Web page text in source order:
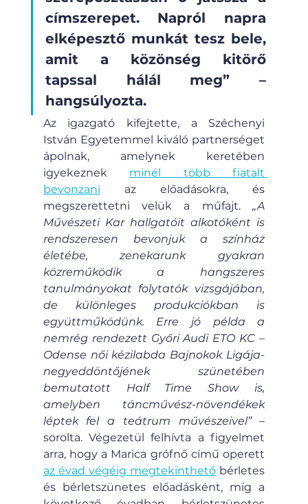
címszerepet. Napról napra
elképesztő munkát tesz bele,
amit a közönség kitörő
tapssal hálál meg” –
hangsúlyozta.
Az igazgató kifejtette, a Széchenyi
István Egyetemmel kiváló partnerséget
ápolnak, amelynek keretében
igyekeznek minél több fiatalt
bevonzani az előadásokra, és
megszerettetni velük a műfajt. „A
Művészeti Kar hallgatóit alkotóként is
rendszeresen bevonjuk a színház
életébe, zenekarunk gyakran
közreműködik a hangszeres
tanulmányokat folytatók vizsgájában,
de különleges produkciókban is
együttműködünk. Erre jó példa a
nemrég rendezett Győri Audi ETO KC –
Odense női kézilabda Bajnokok Ligája-
negyeddöntőjének szünetében
bemutatott Half Time Show is,
amelyben táncművész-növendékek
léptek fel a teátrum művészeivel” –
sorolta. Végezetül felhívta a figyelmet
az évad végéig megtekinthető bérletes
és bérletszünetes előadásként, míg a